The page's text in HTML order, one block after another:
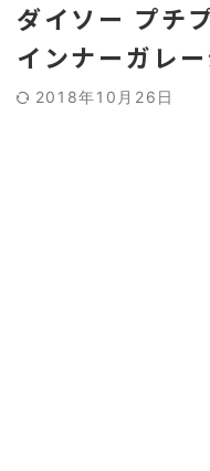
ダイソー プチ
インナーガレ
2018年10月26日